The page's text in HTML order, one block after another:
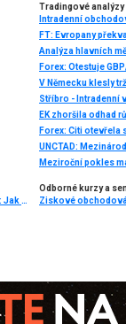
Tradingové analýzy
Intradenní
Analýza hlavních
Forex: Otestuje
Stříbro - Intradenní
EK zhoršila odhad
Forex: Citi otevřela
Světový bestseller o tradingu v češtině! Úspěšní obchodníci: Jak běžní lidé porážejí Wall Street v jeho vlastní hře
Odborné kurzy a